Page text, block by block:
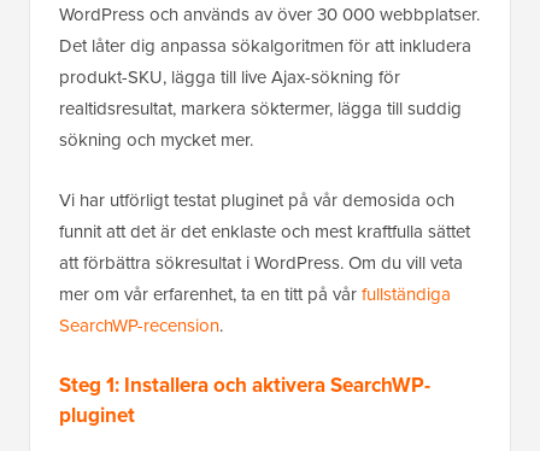
WordPress och används av över 30 000 webbplatser.
Det låter dig anpassa sökalgoritmen för att inkludera
produkt-SKU, lägga till live Ajax-sökning för
realtidsresultat, markera söktermer, lägga till suddig
sökning och mycket mer.
Vi har utförligt testat pluginet på vår demosida och
funnit att det är det enklaste och mest kraftfulla sättet
att förbättra sökresultat i WordPress. Om du vill veta
mer om vår erfarenhet, ta en titt på vårfullständiga
SearchWP-recension.
Steg 1: Installera och aktivera SearchWP-
pluginet